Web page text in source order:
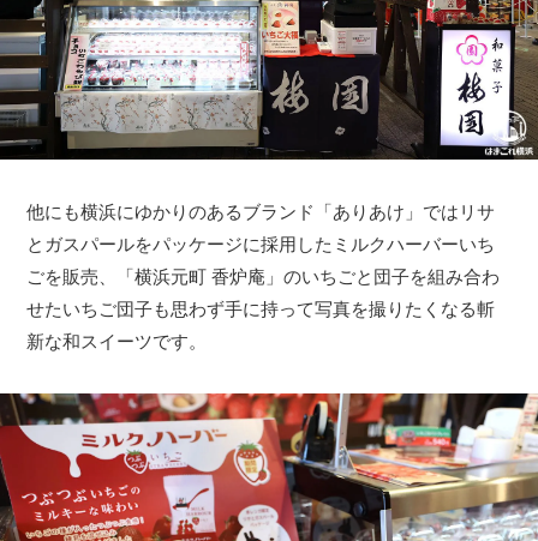
他にも横浜にゆかりのあるブランド「ありあけ」ではリサ
とガスパールをパッケージに採用したミルクハーバーいち
ごを販売、「横浜元町 香炉庵」のいちごと団子を組み合わ
せたいちご団子も思わず手に持って写真を撮りたくなる斬
新な和スイーツです。